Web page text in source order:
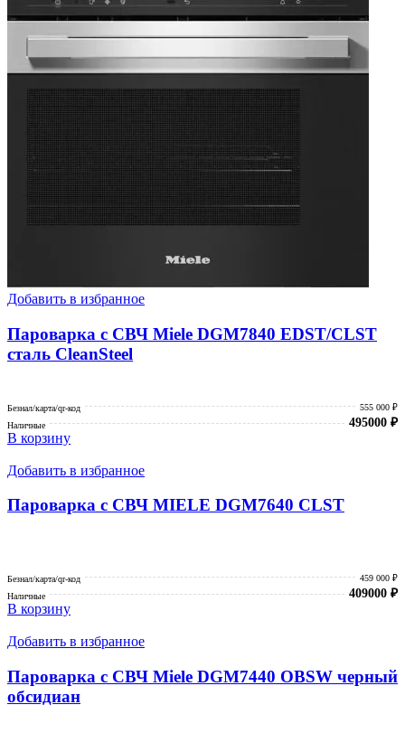
Добавить в избранное
Пароварка с СВЧ Miele DGM7840 EDST/CLST
сталь CleanSteel
Безнал/карта/qr-код
555 000 ₽
Наличные
495000 ₽
В корзину
Добавить в избранное
Пароварка с СВЧ MIELE DGM7640 CLST
Безнал/карта/qr-код
459 000 ₽
Наличные
409000 ₽
В корзину
Добавить в избранное
Пароварка с СВЧ Miele DGM7440 OBSW черный
обсидиан